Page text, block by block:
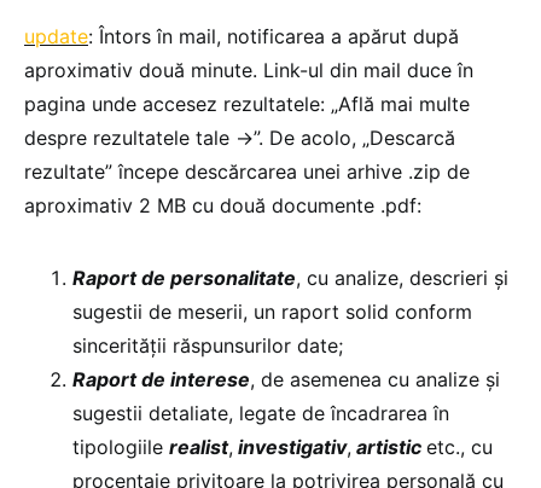
update: Întors în mail, notificarea a apărut după
aproximativ două minute. Link-ul din mail duce în
pagina unde accesez rezultatele: „Află mai multe
despre rezultatele tale ->”. De acolo, „Descarcă
rezultate” începe descărcarea unei arhive .zip de
aproximativ 2 MB cu două documente .pdf:
Raport de personalitate, cu analize, descrieri și
sugestii de meserii, un raport solid conform
sincerității răspunsurilor date;
Raport de interese, de asemenea cu analize și
sugestii detaliate, legate de încadrarea în
tipologiile realist, investigativ, artistic etc., cu
procentaje privitoare la potrivirea personală cu